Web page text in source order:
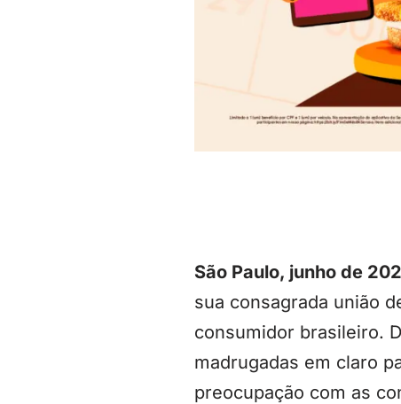
São Paulo, junho de
sua consagrada união
consumidor brasileiro.
madrugadas em claro
preocupação com as